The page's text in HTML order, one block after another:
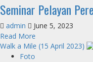
Pimpinan
Gereja
Anggota
ke
Seminar Pelayan
admin
June 5, 2023
Read More
more
Walk a Mile (15 April 2023)
Foto